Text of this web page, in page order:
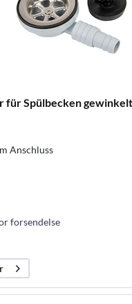
für Spülbecken
Anschluss
forsendelse